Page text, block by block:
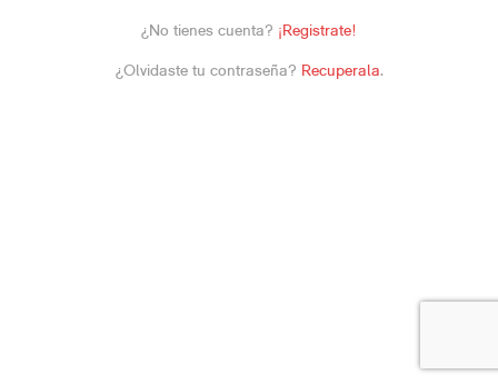
¿No tienes cuenta? ¡Registrate!
¿Olvidaste tu contraseña? Recuperala.